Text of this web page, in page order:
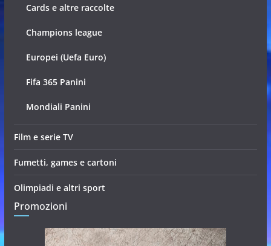
Cards e altre raccolte
Champions league
Europei (Uefa Euro)
Fifa 365 Panini
Mondiali Panini
Film e serie TV
Fumetti, games e cartoni
Olimpiadi e altri sport
Promozioni